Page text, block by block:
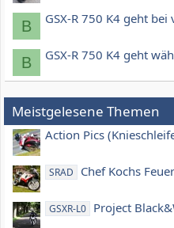
B GSX-R 750 K4 geht
B GSX-R 750 K4 geht
Meistgelesene Themen
Action Pics
SRAD Chef Kochs
GSXR-L0 Project